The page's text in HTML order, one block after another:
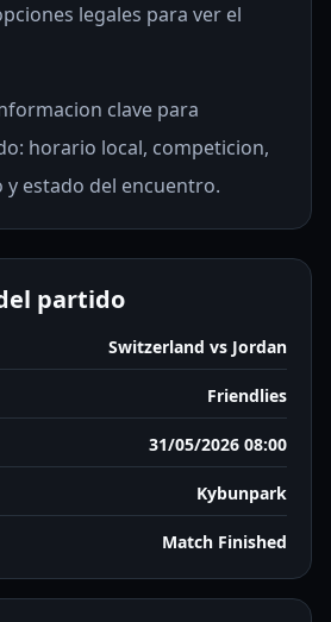
legales para ver el
clave para
horario local, competicion,
y estado del encuentro.
partido
Switzerland vs Jordan
Friendlies
31/05/2026 08:00
Kybunpark
Match Finished